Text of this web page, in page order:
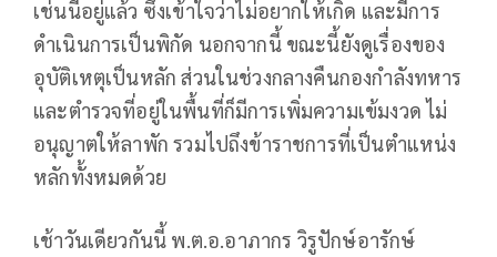
เช่นนี้อยู่แล้ว ซึ่งเข้าใจว่าไม่อยากให้เกิด และมีการ
ดำเนินการเป็นพิกัด นอกจากนี้ ขณะนี้ยังดูเรื่องของ
อุบัติเหตุเป็นหลัก ส่วนในช่วงกลางคืนกองกำลังทหาร
และตำรวจที่อยู่ในพื้นที่ก็มีการเพิ่มความเข้มงวด ไม่
อนุญาตให้ลาพัก รวมไปถึงข้าราชการที่เป็นตำแหน่ง
หลักทั้งหมดด้วย
เช้าวันเดียวกันนี้ พ.ต.อ.อาภากร วิรูปักษ์อารักษ์